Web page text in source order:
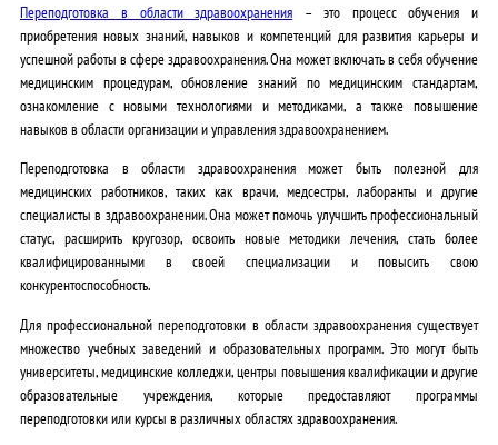
Переподготовка в области здравоохранения – это процесс обучения и
приобретения новых знаний, навыков и компетенций для развития карьеры и
успешной работы в сфере здравоохранения. Она может включать в себя обучение
медицинским процедурам, обновление знаний по медицинским стандартам,
ознакомление с новыми технологиями и методиками, а также повышение
навыков в области организации и управления здравоохранением.
Переподготовка в области здравоохранения может быть полезной для
медицинских работников, таких как врачи, медсестры, лаборанты и другие
специалисты в здравоохранении. Она может помочь улучшить профессиональный
статус, расширить кругозор, освоить новые методики лечения, стать более
квалифицированными в своей специализации и повысить свою
конкурентоспособность.
Для профессиональной переподготовки в области здравоохранения существует
множество учебных заведений и образовательных программ. Это могут быть
университеты, медицинские колледжи, центры повышения квалификации и другие
образовательные учреждения, которые предоставляют программы
переподготовки или курсы в различных областях здравоохранения.